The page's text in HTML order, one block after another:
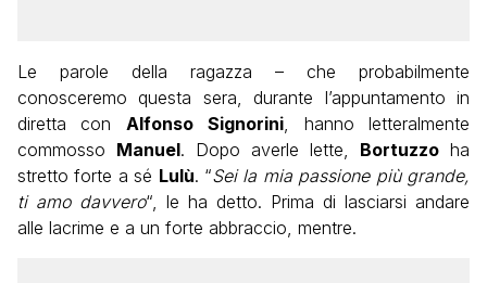
Le parole della ragazza – che probabilmente
conosceremo questa sera, durante l’appuntamento in
diretta con Alfonso Signorini, hanno letteralmente
commosso Manuel. Dopo averle lette, Bortuzzo ha
stretto forte a sé Lulù. “Sei la mia passione più grande,
ti amo davvero“, le ha detto. Prima di lasciarsi andare
alle lacrime e a un forte abbraccio, mentre.